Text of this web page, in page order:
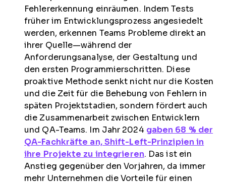
Fehlererkennung einräumen. Indem Tests
früher im Entwicklungsprozess angesiedelt
werden, erkennen Teams Probleme direkt an
ihrer Quelle—während der
Anforderungsanalyse, der Gestaltung und
den ersten Programmierschritten. Diese
proaktive Methode senkt nicht nur die Kosten
und die Zeit für die Behebung von Fehlern in
späten Projektstadien, sondern fördert auch
die Zusammenarbeit zwischen Entwicklern
und QA-Teams. Im Jahr 2024 gaben 68 % der
QA-Fachkräfte an, Shift-Left-Prinzipien in
ihre Projekte zu integrieren. Das ist ein
Anstieg gegenüber den Vorjahren, da immer
mehr Unternehmen die Vorteile für einen